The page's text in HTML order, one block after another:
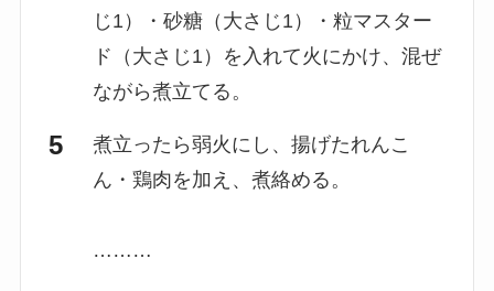
じ1）・砂糖（大さじ1）・粒マスター
ド（大さじ1）を入れて火にかけ、混ぜ
ながら煮立てる。
煮立ったら弱火にし、揚げたれんこ
ん・鶏肉を加え、煮絡める。
………